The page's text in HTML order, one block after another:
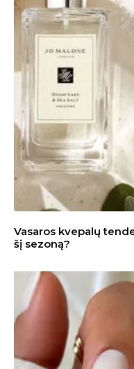
Vasaros kvepalų
šį sezoną?